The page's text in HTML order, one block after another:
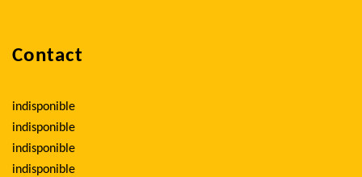
Contact
indisponible
indisponible
indisponible
indisponible